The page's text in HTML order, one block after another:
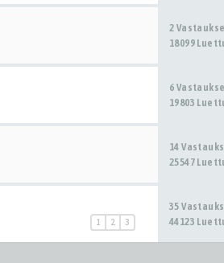
2
18099
6
19803
14
25547
1 2 3
35
44123